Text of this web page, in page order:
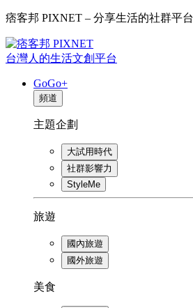
痞客邦 PIXNET – 分享生活的社群平台
台灣人的生活文創平台
GoGo+
頻道
主題企劃
大試用時代
社群影響力
StyleMe
旅遊
國內旅遊
國外旅遊
美食